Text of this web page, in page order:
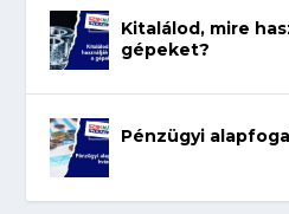
Kitalálod, mire
gépeket?
Pénzügyi